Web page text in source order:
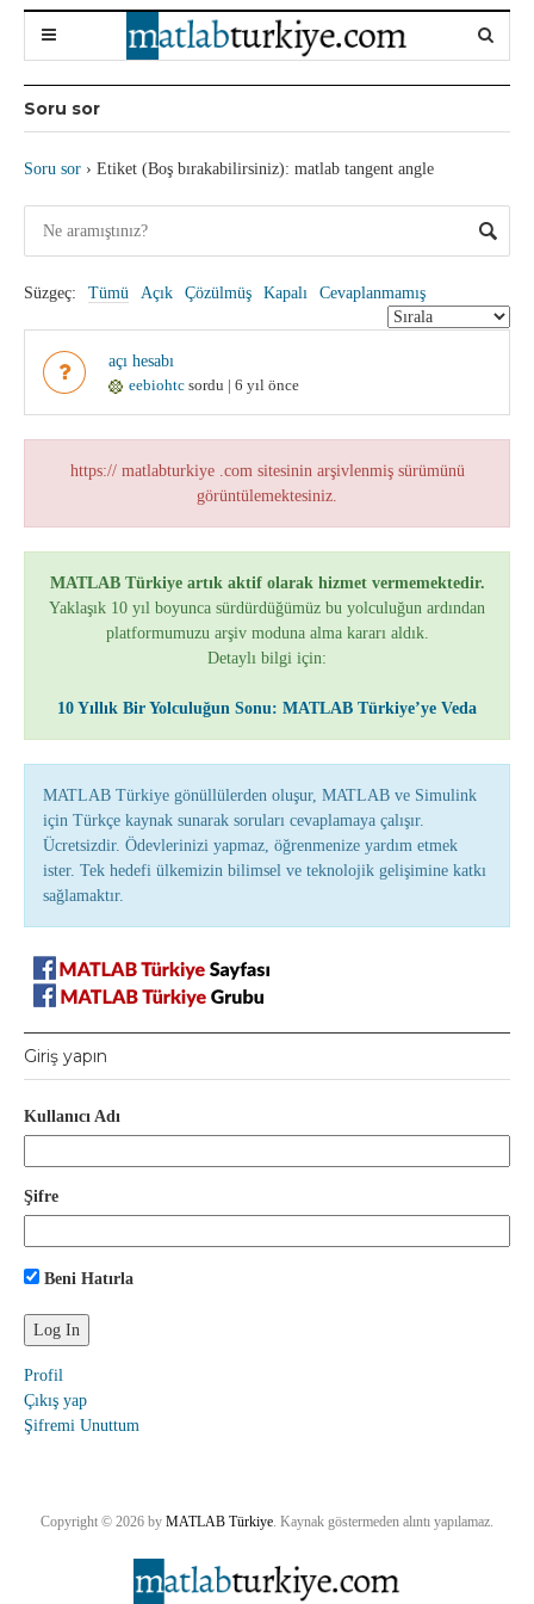
Soru sor
Soru sor › Etiket (Boş bırakabilirsiniz): matlab tangent angle
Süzgeç: Tümü Açık Çözülmüş Kapalı Cevaplanmamış
açı hesabı
eebiohtc sordu | 6 yıl önce
https:// matlabturkiye .com sitesinin arşivlenmiş sürümünü
görüntülemektesiniz.
MATLAB Türkiye artık aktif olarak hizmet vermemektedir.
Yaklaşık 10 yıl boyunca sürdürdüğümüz bu yolculuğun ardından
platformumuzu arşiv moduna alma kararı aldık.
Detaylı bilgi için:
10 Yıllık Bir Yolculuğun Sonu: MATLAB Türkiye’ye Veda
MATLAB Türkiye gönüllülerden oluşur, MATLAB ve Simulink
için Türkçe kaynak sunarak soruları cevaplamaya çalışır.
Ücretsizdir. Ödevlerinizi yapmaz, öğrenmenize yardım etmek
ister. Tek hedefi ülkemizin bilimsel ve teknolojik gelişimine katkı
sağlamaktır.
Giriş yapın
Kullanıcı Adı
Şifre
Beni Hatırla
Profil
Çıkış yap
Şifremi Unuttum
Copyright © 2026 by MATLAB Türkiye . Kaynak göstermeden alıntı yapılamaz.